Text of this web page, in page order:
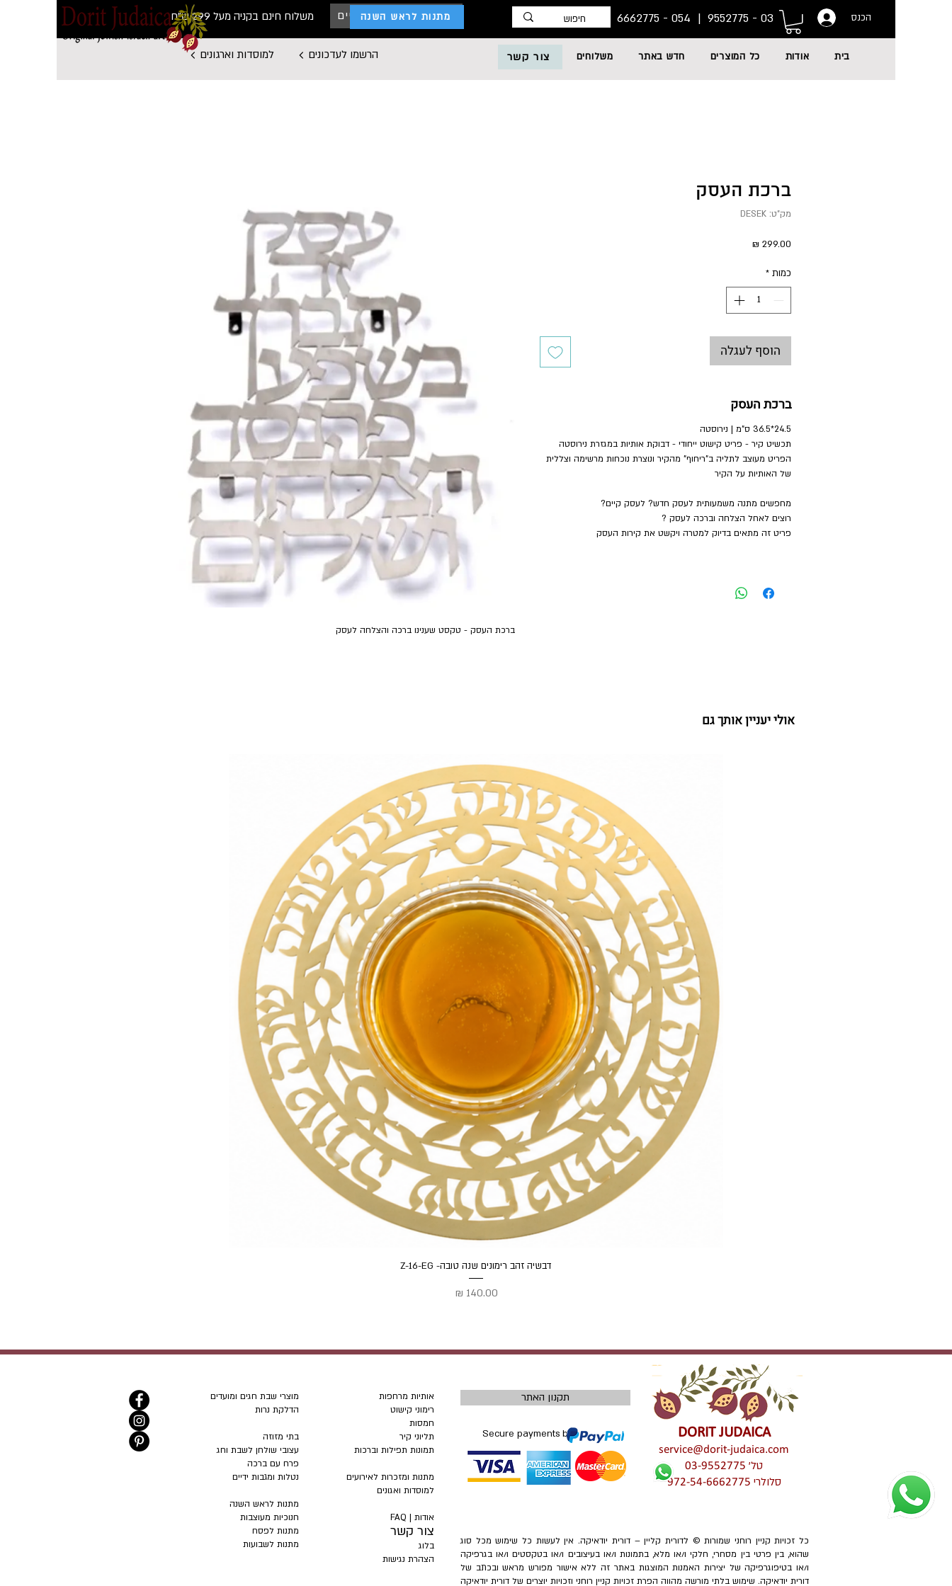
כניסת לקוחות עסקיים משלוח חינם בקניה מעל 299 ש"ח הכנס 03 - 9552775 | מתנות לראש השנה
הרשמו לעדכונים למוסדות וארגונים בית אודות כל המוצרים חדש באתר משלוחים צור קשר
ברכת העסק - טקסט שענינו ברכה והצלחה לעסק
ברכת העסק
מק"ט: DESEK
מחיר
כמות *
הוסף לעגלה
ברכת העסק
24.5*36.5 ס"מ | נירוסטה
תכשיט קיר - פריט קישוט ייחודי - דבוקת אותיות במגזרת נירוסטה
הפריט מעוצב לתליה ב"ריחוף" מהקיר ונוצרת נוכחות מרשימה וצללית
של האותיות על הקיר
מחפשים מתנה משמעותית לעסק חדש? לעסק קיים?
רוצים לאחל הצלחה וברכה לעסק ?
פריט זה מתאים בדיוק למטרה ויקשט את קירות העסק
אולי יעניין אותך גם
תצוגה מהירה
דבשיה זהב רימונים שנה טובה- Z-16-EG
מחיר
DORIT JUDAICA
service@dorit-judaica.com
טל' 03-9552775
סלולרי 972-54-6662775
תקנון האתר
Secure payments by
כל זכויות קניין רוחני שמורות © לדורית קליין – דורית יודאיקה. אין לעשות כל שימוש מכל סוג
שהוא, בין פרטי בין מסחרי, חלקי ו/או מלא, בתמונות ו/או בעיצובים ו/או בטקסטים ו/או בגרפיקה
ו/או בטיפוגרפיקה של יצירות האמנות המוצגות באתר זה ללא אישור מפורש מראש ובכתב של
דורית יודאיקה. שימוש בלתי מורשה מהווה הפרת זכויות קניין רוחני וזכויות יוצרים של דורית יודאיקה
אותיות מרחפות
רימוני קישוט
חמסות
תליוני קיר
תמונות תפילות וברכות
מתנות ומזכרות לאירועים
למוסדות ואגונים
אודות | FAQ
צור קשר
בלוג
הצהרת נגישות
מוצרי שבת חגים ומועדים
הדלקת נרות
בתי מזוזה
עצובי שולחן לשבת וחג
פרח עם ברכה
נטלות ומגבות ידיים
מתנות לראש השנה
חנוכיות מעוצבות
מתנות לפסח
מתנות לשבועות